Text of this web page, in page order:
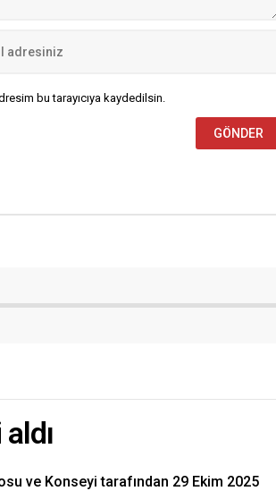
bu tarayıcıya kaydedilsin.
ve Konseyi tarafından 29 Ekim 2025